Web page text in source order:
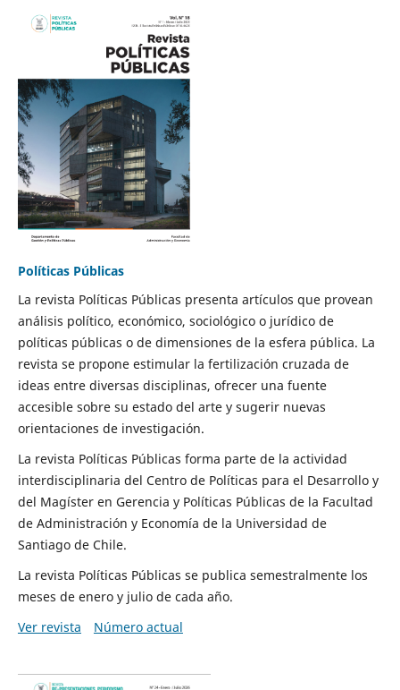
Políticas Públicas
La revista Políticas Públicas presenta artículos que provean
análisis político, económico, sociológico o jurídico de
políticas públicas o de dimensiones de la esfera pública. La
revista se propone estimular la fertilización cruzada de
ideas entre diversas disciplinas, ofrecer una fuente
accesible sobre su estado del arte y sugerir nuevas
orientaciones de investigación.
La revista Políticas Públicas forma parte de la actividad
interdisciplinaria del Centro de Políticas para el Desarrollo y
del Magíster en Gerencia y Políticas Públicas de la Facultad
de Administración y Economía de la Universidad de
Santiago de Chile.
La revista Políticas Públicas se publica semestralmente los
meses de enero y julio de cada año.
Ver revista
Número actual